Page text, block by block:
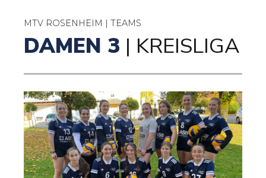
MTV ROSENHEIM | TEAMS
DAMEN 3 | KREISLIGA